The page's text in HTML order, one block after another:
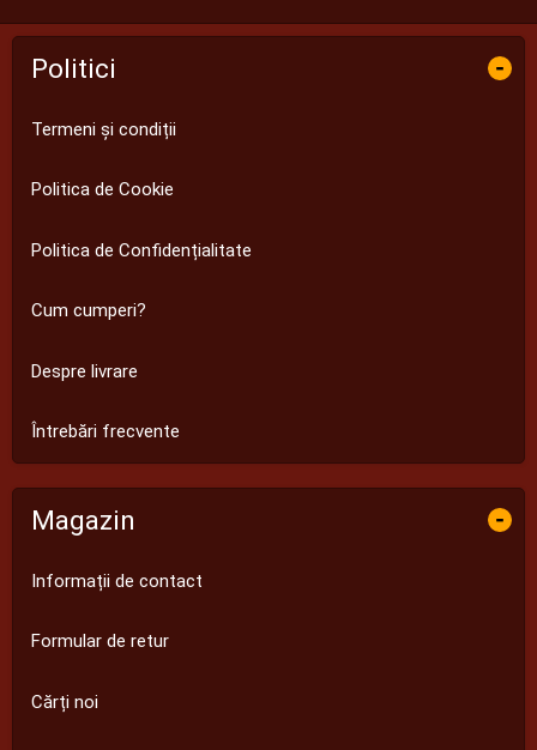
Politici -
Termeni și condiții
Politica de Cookie
Politica de Confidențialitate
Cum cumperi?
Despre livrare
Întrebări frecvente
Magazin -
Informații de contact
Formular de retur
Cărți noi